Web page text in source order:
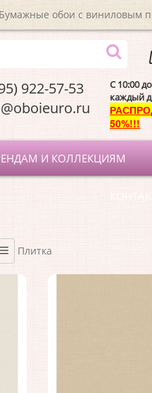
Бумажные обои с виниловым
922-57-53
C 10:00
каждый
50%!!!
И КОЛЛЕКЦИЯМ
Плитка